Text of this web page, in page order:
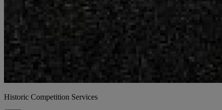
Historic Competition Services